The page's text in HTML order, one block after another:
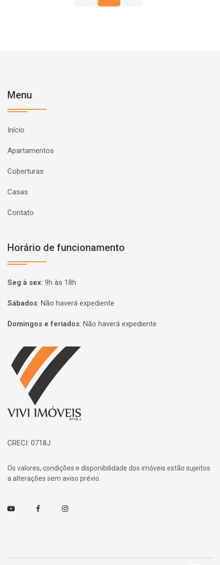
Menu
Início
Apartamentos
Coberturas
Casas
Contato
Horário de funcionamento
Seg à sex: 9h às 18h
Sábados: Não haverá expediente
Domingos e feriados: Não haverá expediente
Página inicial
CRECI: 0718J
Os valores, condições e disponibilidade dos imóveis estão sujeitos
a alterações sem aviso prévio.
Youtube FacebookInstagram